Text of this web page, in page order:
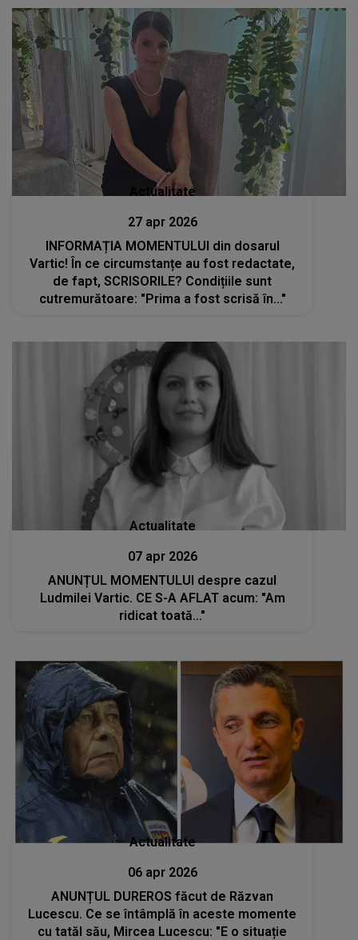
Actualitate
27 apr 2026
INFORMAȚIA MOMENTULUI din dosarul
Vartic! În ce circumstanțe au fost redactate,
de fapt, SCRISORILE? Condițiile sunt
cutremurătoare: "Prima a fost scrisă în..."
Actualitate
07 apr 2026
ANUNȚUL MOMENTULUI despre cazul
Ludmilei Vartic. CE S-A AFLAT acum: "Am
ridicat toată..."
Actualitate
06 apr 2026
ANUNȚUL DUREROS făcut de Răzvan
Lucescu. Ce se întâmplă în aceste momente
cu tatăl său, Mircea Lucescu: "E o situație